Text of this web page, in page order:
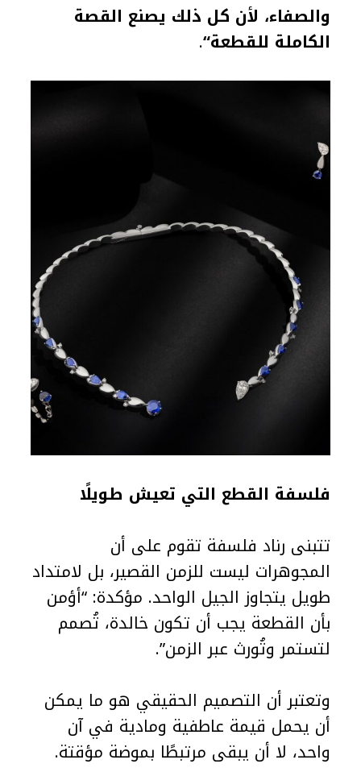
والصفاء، لأن كل ذلك يصنع القصة
الكاملة للقطعة“
.
فلسفة القطع التي تعيش طويلًا
تتبنى رناد فلسفة تقوم على أن
المجوهرات ليست للزمن القصير، بل لامتداد
طويل يتجاوز الجيل الواحد. مؤكدة: “أؤمن
بأن القطعة يجب أن تكون خالدة، تُصمم
لتستمر وتُورث عبر الزمن”.
وتعتبر أن التصميم الحقيقي هو ما يمكن
أن يحمل قيمة عاطفية ومادية في آن
واحد، لا أن يبقى مرتبطًا بموضة مؤقتة.